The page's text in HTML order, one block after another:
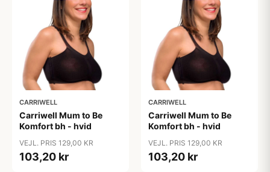
CARRIWELL
Carriwell Mum to Be
Komfort bh - hvid
VEJL. PRIS 129,00 KR
103,20 kr
CARRIWELL
Carriwell Mum to Be
Komfort bh - hvid
VEJL. PRIS 129,00 KR
103,20 kr